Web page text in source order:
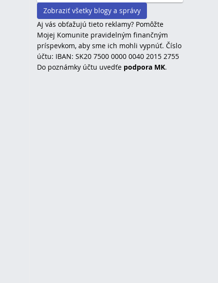
Zobraziť všetky blogy a správy
Aj vás obťažujú tieto reklamy? Pomôžte
Mojej Komunite pravidelným finančným
príspevkom, aby sme ich mohli vypnúť. Číslo
účtu: IBAN: SK20 7500 0000 0040 2015 2755
Do poznámky účtu uvedťe podpora MK.